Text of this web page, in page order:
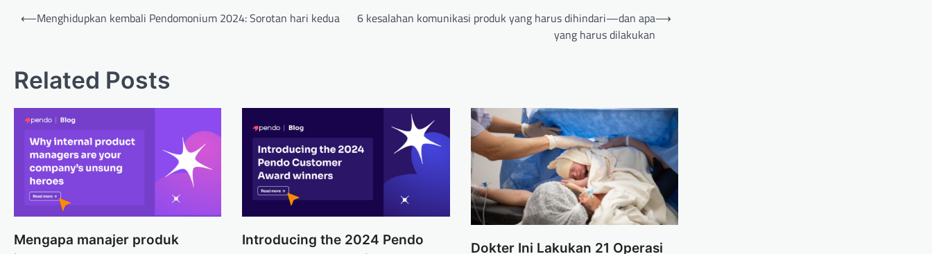
Post
⟵Menghidupkan kembali Pendomonium 2024: Sorotan hari kedua
6 kesalahan komunikasi produk yang harus dihindari—dan apa
yang harus dilakukan
⟶
Related Posts
Mengapa manajer produk
Introducing the 2024 Pendo
Dokter Ini Lakukan 21 Operasi